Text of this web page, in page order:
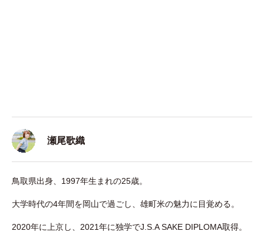
瀬尾歌織
鳥取県出身、1997年生まれの25歳。
大学時代の4年間を岡山で過ごし、雄町米の魅力に目覚める。
2020年に上京し、2021年に独学でJ.S.A SAKE DIPLOMA取得。